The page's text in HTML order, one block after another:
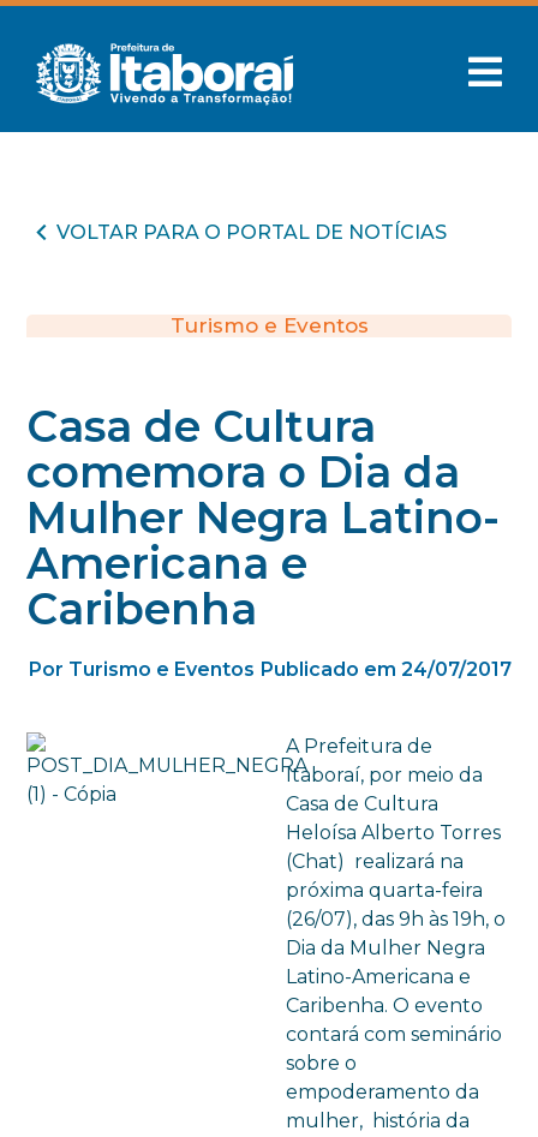
VOLTAR PARA O PORTAL DE NOTÍCIAS
Turismo e Eventos
Casa de Cultura
comemora o Dia da
Mulher Negra Latino-
Americana e
Caribenha
Por Turismo e Eventos Publicado em 24/07/2017
A Prefeitura de
Itaboraí, por meio da
Casa de Cultura
Heloísa Alberto Torres
(Chat) realizará na
próxima quarta-feira
(26/07), das 9h às 19h, o
Dia da Mulher Negra
Latino-Americana e
Caribenha. O evento
contará com seminário
sobre o
empoderamento da
mulher, história da